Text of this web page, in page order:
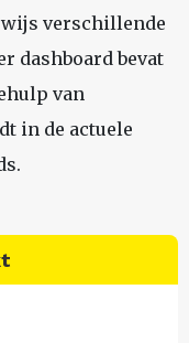
verschillende
dashboard bevat
van
in de actuele